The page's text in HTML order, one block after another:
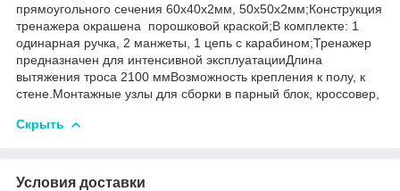
прямоугольного сечения 60х40х2мм, 50х50х2мм;Конструкция
тренажера окрашена порошковой краской;В комплекте: 1
одинарная ручка, 2 манжеты, 1 цепь с карабином;Тренажер
предназначен для интенсивной эксплуатацииДлина
вытяжения троса 2100 ммВозможность крепления к полу, к
стене.Монтажные узлы для сборки в парный блок, кроссовер,
Скрыть
Условия доставки